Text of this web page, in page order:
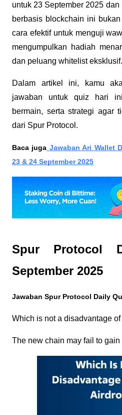
untuk 23 September 2025
berbasis blockchain ini
cara efektif untuk menguji
mengumpulkan hadiah
dan peluang whitelist eksklusif.
Dalam artikel ini, kamu
jawaban untuk quiz hari
bermain, serta strategi agar
dari Spur Protocol.
Baca juga Jawaban Ari Wallet
23 & 24 September 2025
Spur Protocol
September 2025
Jawaban Spur Protocol Daily
Which is not a disadvantage
The new chain may fail to gain